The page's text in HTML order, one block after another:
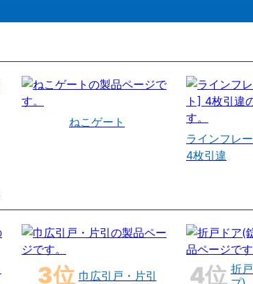
ねこゲート
ラインフレ
4枚引違
巾広引戸・片引
折